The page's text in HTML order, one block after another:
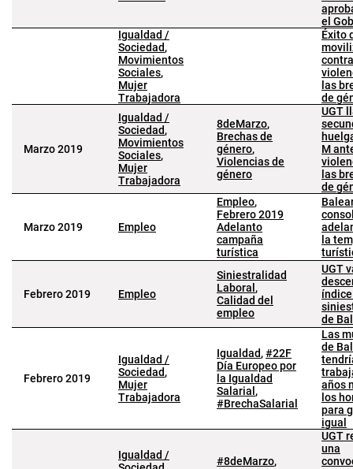
el
Igualdad /
Sociedad,
Movimientos
Sociales,
Mujer
Trabajadora
Éxito
las
de
Marzo 2019
Igualdad /
Sociedad,
Movimientos
Sociales,
Mujer
Trabajadora
8deMarzo,
Brechas de
género,
Violencias de
género
UGT
M
las
de
Marzo 2019 Empleo
Empleo,
Febrero 2019
Adelanto
campaña
turística
la
Febrero 2019 Empleo
Siniestralidad
Laboral ,
Calidad del
empleo
UGT
de
Febrero 2019
Igualdad /
Sociedad,
Mujer
Trabajadora
Igualdad,#22F
Día Europeo por
la Igualdad
Salarial ,
#BrechaSalarial
Las
de
años
los
para
igual
Igualdad /
#8deMarzo,
UGT
una